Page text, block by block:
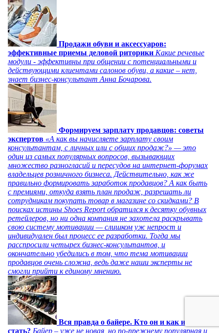
Продажи обуви и аксессуаров:
эффективные приемы деловой риторики Какие речевые
модули - эффективны при общении с потенциальными и
действующими клиентами салонов обуви, а какие – нет,
знает бизнес-консультант Анна Бочарова.
Формируем зарплату продавцов: советы
экспертов «А как вы начисляете зарплату своим
консультантам, с личных или с общих продаж?» — это
один из самых популярных вопросов, вызывающих
множество разногласий и пересудов на интернет-форумах
владельцев розничного бизнеса. Действительно, как же
правильно формировать заработок продавцов? А как быть
с премиями, откуда взять план продаж, разрешать ли
сотрудникам покупать товар в магазине со скидками? В
поисках истины Shoes Report обратился к десятку обувных
ретейлеров, но ни одна компания не захотела раскрывать
свою систему мотивации — слишком уж непрост и
индивидуален был процесс ее разработки. Тогда мы
расспросили четырех бизнес-консультантов, и
окончательно убедились в том, что тема мотивации
продавцов очень сложна, ведь даже наши эксперты не
смогли прийти к единому мнению.
Вся правда о байере. Кто он и как им
стать? Байер – уже не новая, но по-прежнему популярная и